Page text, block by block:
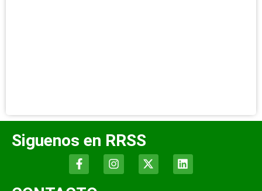
Siguenos en RRSS